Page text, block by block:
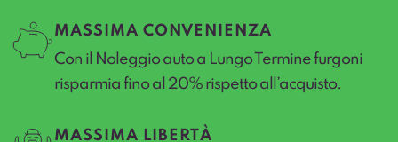
MASSIMA CONVENIENZA
Con il Noleggio auto a Lungo Termine furgoni
risparmia fino al 20% rispetto all’acquisto.
MASSIMA LIBERTÀ